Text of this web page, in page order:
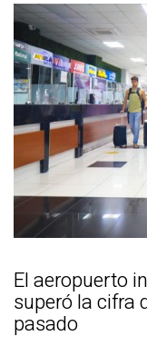
El aeropuerto
superó la cifra
pasado